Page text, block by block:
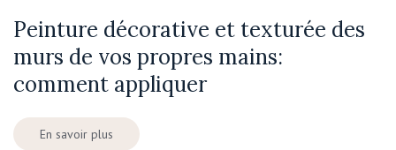
Peinture décorative et texturée des
murs de vos propres mains:
comment appliquer
En savoir plus